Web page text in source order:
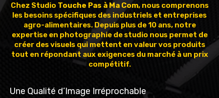
Chez Studio Touche Pas à Ma Com, nous comprenons
les besoins spécifiques des industriels et entreprises
agro-alimentaires. Depuis plus de 10 ans, notre
expertise en photographie de studio nous permet de
créer des visuels qui mettent en valeur vos produits
tout en répondant aux exigences du marché à un prix
compétitif.
Une Qualité d’Image Irréprochable